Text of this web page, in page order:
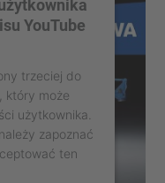
YouTube
trzeciej do
który może
użytkownika.
zapoznać
ten